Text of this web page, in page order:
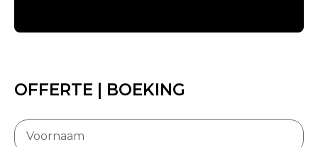
OFFERTE | BOEKING